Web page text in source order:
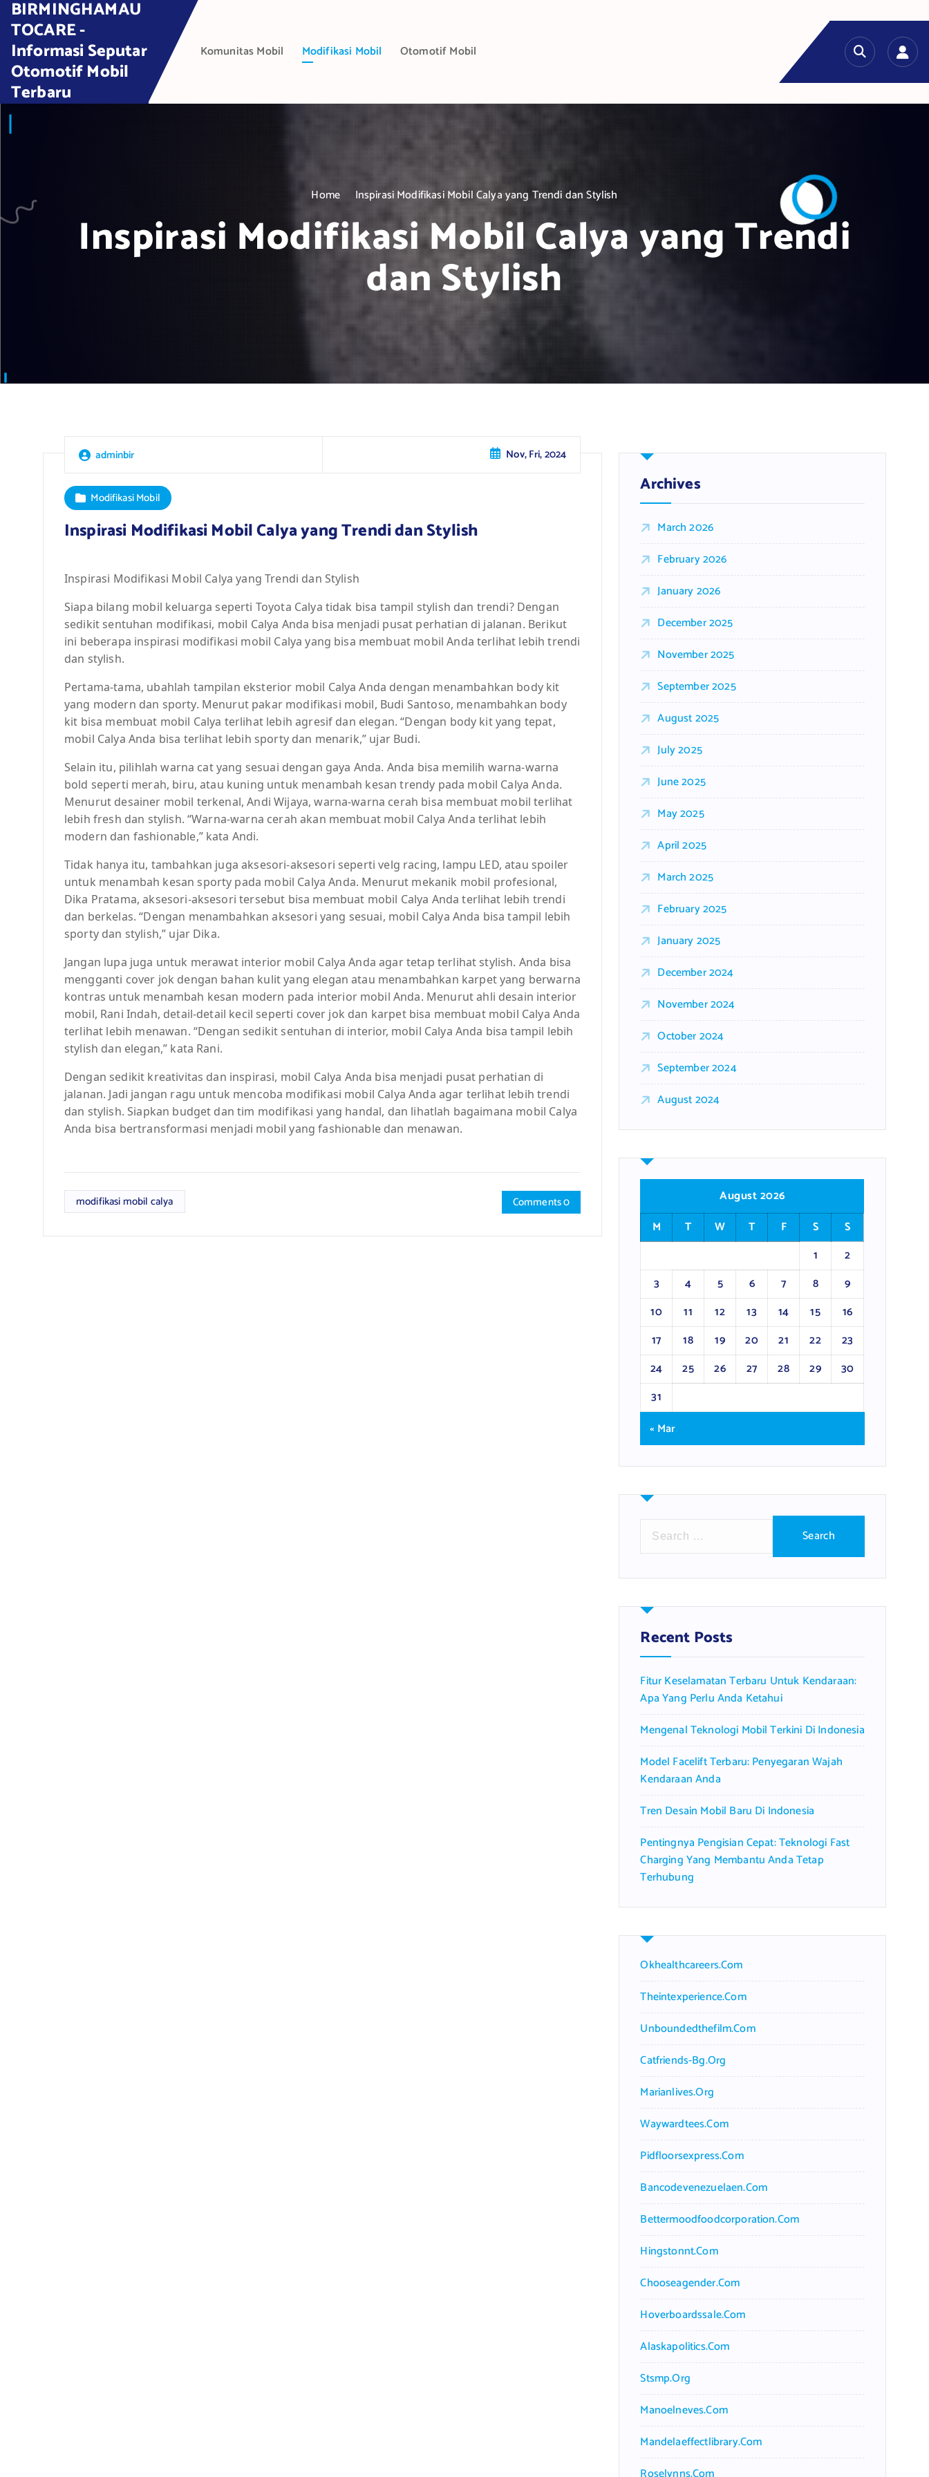
t
BIRMINGHAMAU
TOCARE -
Informasi Seputar
Otomotif Mobil
Terbaru
Komunitas Mobil Modifikasi Mobil Otomotif Mobil
Home Inspirasi Modifikasi Mobil Calya yang Trendi dan Stylish
Inspirasi Modifikasi Mobil Calya yang Trendi
dan Stylish
adminbir Nov, Fri, 2024
Modifikasi Mobil
Inspirasi Modifikasi Mobil Calya yang Trendi dan Stylish
Inspirasi Modifikasi Mobil Calya yang Trendi dan Stylish
Siapa bilang mobil keluarga seperti Toyota Calya tidak bisa tampil stylish dan trendi? Dengan
sedikit sentuhan modifikasi, mobil Calya Anda bisa menjadi pusat perhatian di jalanan. Berikut
ini beberapa inspirasi modifikasi mobil Calya yang bisa membuat mobil Anda terlihat lebih trendi
dan stylish.
Pertama-tama, ubahlah tampilan eksterior mobil Calya Anda dengan menambahkan body kit
yang modern dan sporty. Menurut pakar modifikasi mobil, Budi Santoso, menambahkan body
kit bisa membuat mobil Calya terlihat lebih agresif dan elegan. “Dengan body kit yang tepat,
mobil Calya Anda bisa terlihat lebih sporty dan menarik,” ujar Budi.
Selain itu, pilihlah warna cat yang sesuai dengan gaya Anda. Anda bisa memilih warna-warna
bold seperti merah, biru, atau kuning untuk menambah kesan trendy pada mobil Calya Anda.
Menurut desainer mobil terkenal, Andi Wijaya, warna-warna cerah bisa membuat mobil terlihat
lebih fresh dan stylish. “Warna-warna cerah akan membuat mobil Calya Anda terlihat lebih
modern dan fashionable,” kata Andi.
Tidak hanya itu, tambahkan juga aksesori-aksesori seperti velg racing, lampu LED, atau spoiler
untuk menambah kesan sporty pada mobil Calya Anda. Menurut mekanik mobil profesional,
Dika Pratama, aksesori-aksesori tersebut bisa membuat mobil Calya Anda terlihat lebih trendi
dan berkelas. “Dengan menambahkan aksesori yang sesuai, mobil Calya Anda bisa tampil lebih
sporty dan stylish,” ujar Dika.
Jangan lupa juga untuk merawat interior mobil Calya Anda agar tetap terlihat stylish. Anda bisa
mengganti cover jok dengan bahan kulit yang elegan atau menambahkan karpet yang berwarna
kontras untuk menambah kesan modern pada interior mobil Anda. Menurut ahli desain interior
mobil, Rani Indah, detail-detail kecil seperti cover jok dan karpet bisa membuat mobil Calya Anda
terlihat lebih menawan. “Dengan sedikit sentuhan di interior, mobil Calya Anda bisa tampil lebih
stylish dan elegan,” kata Rani.
Dengan sedikit kreativitas dan inspirasi, mobil Calya Anda bisa menjadi pusat perhatian di
jalanan. Jadi jangan ragu untuk mencoba modifikasi mobil Calya Anda agar terlihat lebih trendi
dan stylish. Siapkan budget dan tim modifikasi yang handal, dan lihatlah bagaimana mobil Calya
Anda bisa bertransformasi menjadi mobil yang fashionable dan menawan.
modifikasi mobil calya Comments 0
Archives
March 2026
February 2026
January 2026
December 2025
November 2025
September 2025
August 2025
July 2025
June 2025
May 2025
April 2025
March 2025
February 2025
January 2025
December 2024
November 2024
October 2024
September 2024
August 2024
August 2026
M
T W T F S
S
1
2
3
4 5 6 7 8
9
10
11 12 13 14 15
16
17
18 19 20 21 22
23
24
25 26 27 28 29
30
31
« Mar
r
h
f
o
:
Recent Posts
Fitur Keselamatan Terbaru Untuk Kendaraan:
Apa Yang Perlu Anda Ketahui
Mengenal Teknologi Mobil Terkini Di Indonesia
Model Facelift Terbaru: Penyegaran Wajah
Kendaraan Anda
Tren Desain Mobil Baru Di Indonesia
Pentingnya Pengisian Cepat: Teknologi Fast
Charging Yang Membantu Anda Tetap
Terhubung
Okhealthcareers.com
Theintexperience.com
Unboundedthefilm.com
Catfriends-Bg.org
Marianlives.org
Waywardtees.com
Pidfloorsexpress.com
Bancodevenezuelaen.com
Bettermoodfoodcorporation.com
Hingstonnt.com
Chooseagender.com
Hoverboardssale.com
Alaskapolitics.com
Stsmp.org
Manoelneves.com
Mandelaeffectlibrary.com